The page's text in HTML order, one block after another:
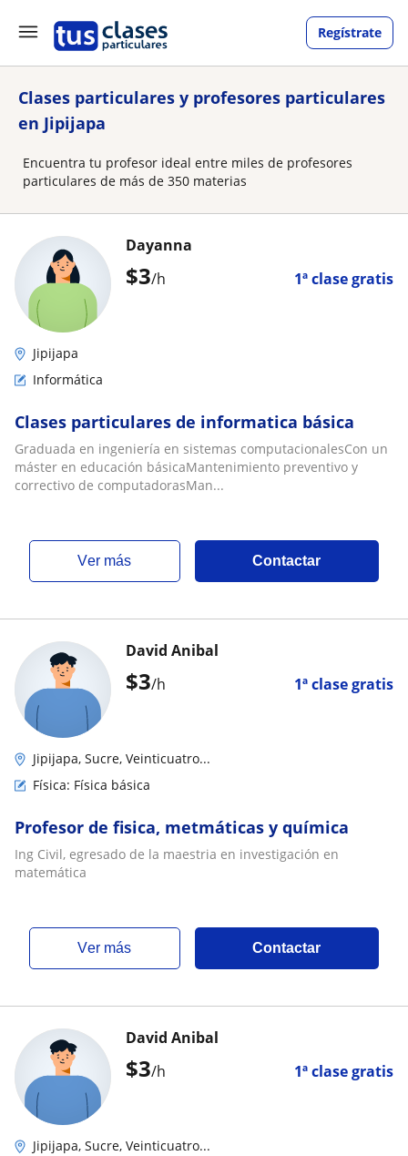
Regístrate
Clases particulares y profesores particulares
en Jipijapa
Encuentra tu profesor ideal entre miles de profesores
particulares de más de 350 materias
$3/h 1ª clase gratis
Dayanna
Jipijapa
Informática
Clases particulares de informatica básica
Graduada en ingeniería en sistemas computacionalesCon un
máster en educación básicaMantenimiento preventivo y
correctivo de computadorasMan...
ver más Contactar
$3/h 1ª clase gratis
David Anibal
Jipijapa, Sucre, Veinticuatro...
Física: Física básica
Profesor de fisica, metmáticas y química
Ing Civil, egresado de la maestria en investigación en
matemática
ver más Contactar
$3/h 1ª clase gratis
David Anibal
Jipijapa, Sucre, Veinticuatro...